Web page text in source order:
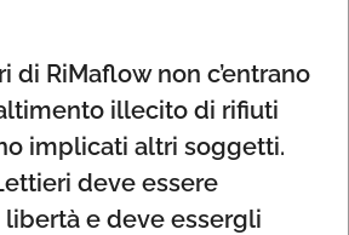
di RiMaflow non c’entrano
illecito di rifiuti
implicati altri soggetti.
deve essere
libertà e deve essergli